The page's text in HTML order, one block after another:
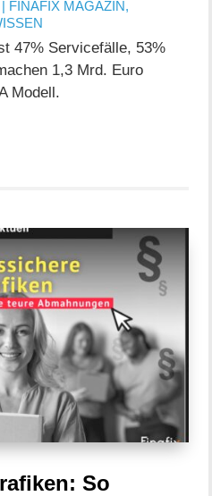
| FINAFIX MAGAZIN,
47% Servicefälle, 53%
1,3 Mrd. Euro
Modell.
So